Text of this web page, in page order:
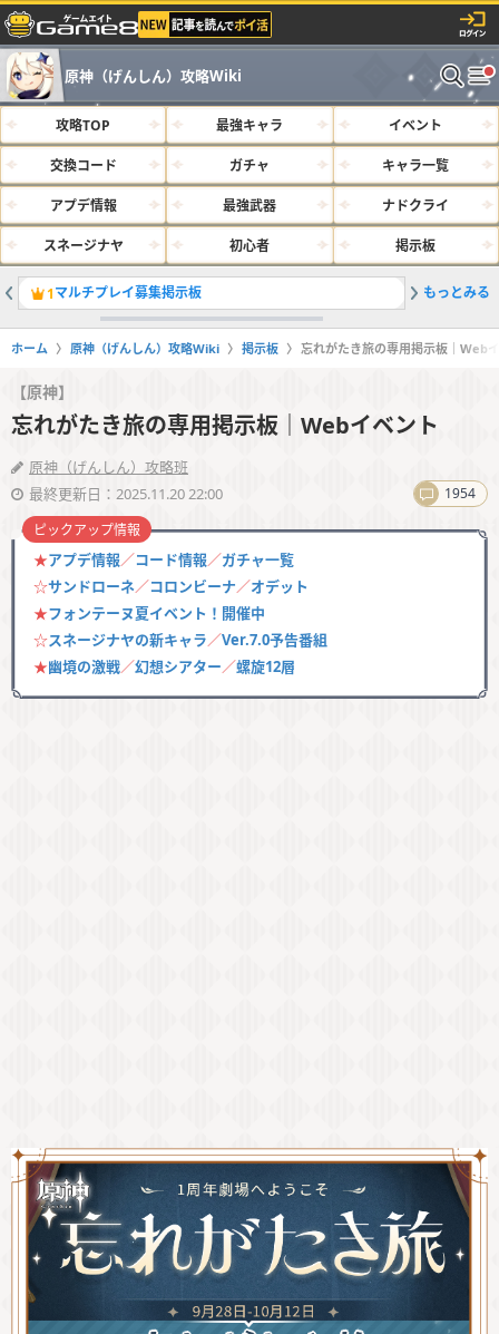
原神（げんしん）攻略Wiki
攻略TOP 最強キャラ イベント
交換コード ガチャ キャラ一覧
アプデ情報 最強武器 ナドクライ
スネージナヤ 初心者 掲示板
1マルチプレイ募集掲示板 2サルベ
もっとみる
ホーム 原神（げんしん）攻略Wiki 掲示板 忘れがたき旅の専用掲示板｜Web
【原神】
忘れがたき旅の専用掲示板｜Webイベント
原神（げんしん）攻略班
最終更新日：2025.11.20 22:00
1954
★アプデ情報／コード情報／ガチャ一覧
☆サンドローネ／コロンビーナ／オデット
★フォンテーヌ夏イベント！開催中
☆スネージナヤの新キャラ／Ver.7.0予告番組
★幽境の激戦／幻想シアター／螺旋12層
ピックアップ情報